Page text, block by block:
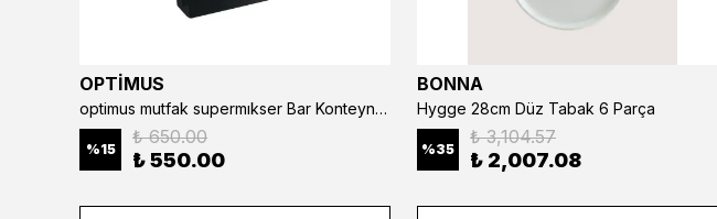
OPTİMUS
optimus mutfak supermıkser Bar Konteyner 6'lı 50×16×9 cm Kapaklı Polikarbon Organizer Bar & Kafe
%15
₺ 650.00
₺ 550.00
BONNA
Hygge 28cm Düz Tabak 6 Parça
%35
₺ 3,104.57
₺ 2,007.08